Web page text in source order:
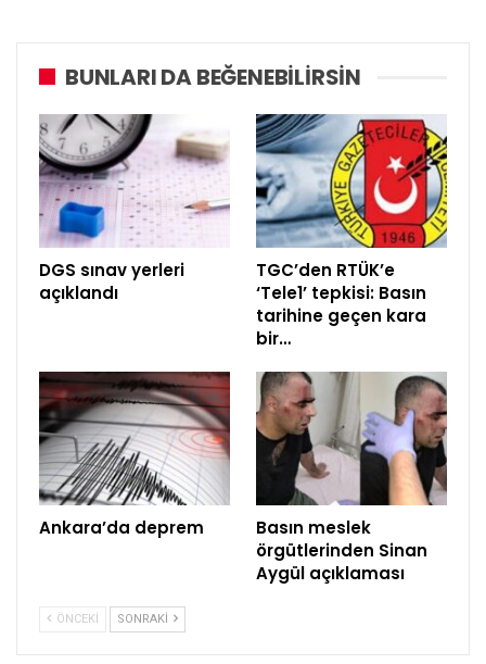
BUNLARI DA BEĞENEBILIRSIN
DGS sınav yerleri
açıklandı
TGC’den RTÜK’e
‘Tele1’ tepkisi: Basın
tarihine geçen kara
bir…
Ankara’da deprem
Basın meslek
örgütlerinden Sinan
Aygül açıklaması
ÖNCEKI SONRAKI